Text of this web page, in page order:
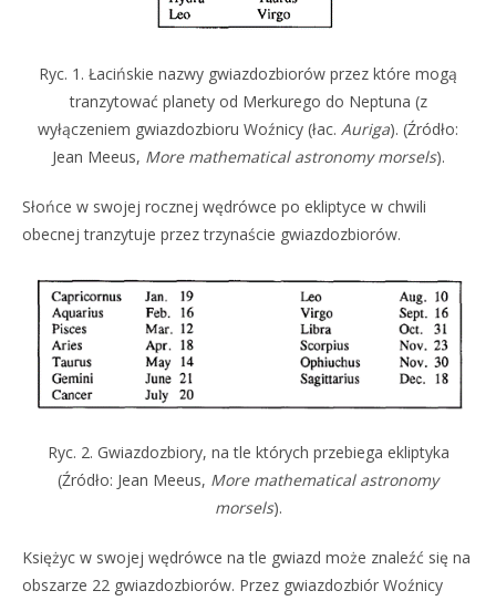
Ryc. 1. Łacińskie nazwy gwiazdozbiorów przez które mogą
tranzytować planety od Merkurego do Neptuna (z
wyłączeniem gwiazdozbioru Woźnicy (łac. Auriga). (Źródło:
Jean Meeus, More mathematical astronomy morsels).
Słońce w swojej rocznej wędrówce po ekliptyce w chwili
obecnej tranzytuje przez trzynaście gwiazdozbiorów.
Ryc. 2. Gwiazdozbiory, na tle których przebiega ekliptyka
(Źródło: Jean Meeus, More mathematical astronomy
morsels).
Księżyc w swojej wędrówce na tle gwiazd może znaleźć się na
obszarze 22 gwiazdozbiorów. Przez gwiazdozbiór Woźnicy